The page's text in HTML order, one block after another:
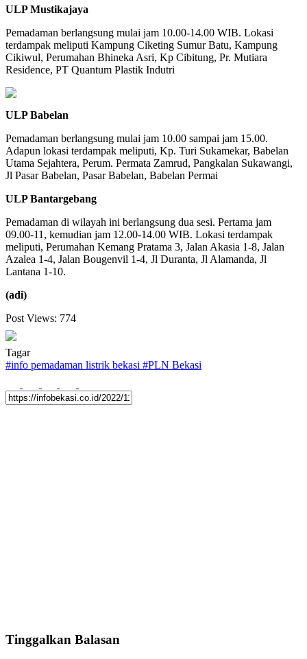
ULP Mustikajaya
Pemadaman berlangsung mulai jam 10.00-14.00 WIB. Lokasi
terdampak meliputi Kampung Ciketing Sumur Batu, Kampung
Cikiwul, Perumahan Bhineka Asri, Kp Cibitung, Pr. Mutiara
Residence, PT Quantum Plastik Indutri
ULP Babelan
Pemadaman berlangsung mulai jam 10.00 sampai jam 15.00.
Adapun lokasi terdampak meliputi, Kp. Turi Sukamekar, Babelan
Utama Sejahtera, Perum. Permata Zamrud, Pangkalan Sukawangi,
Jl Pasar Babelan, Pasar Babelan, Babelan Permai
ULP Bantargebang
Pemadaman di wilayah ini berlangsung dua sesi. Pertama jam
09.00-11, kemudian jam 12.00-14.00 WIB. Lokasi terdampak
meliputi, Perumahan Kemang Pratama 3, Jalan Akasia 1-8, Jalan
Azalea 1-4, Jalan Bougenvil 1-4, Jl Duranta, Jl Alamanda, Jl
Lantana 1-10.
(adi)
Post Views: 774
Tagar
#info pemadaman listrik bekasi #PLN Bekasi
Tinggalkan Balasan